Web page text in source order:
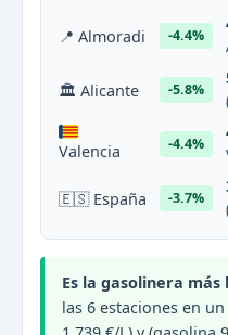
📍 Almoradi -4.4%
🏛 Alicante -5.8%
Valencia -4.4%
🇪🇸 España -3.7%
Es la gasolinera
las 6 estaciones en